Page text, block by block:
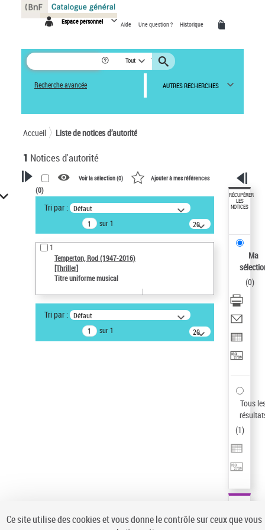
Espace personnel Aide Une question ? Historique
Tout
Recherche avancée AUTRES RECHERCHES
Accueil Liste de notices d’autorité
1 Notices d'autorité
VOTRE RECHERCHE
Recherche avancée dans les
notices d’autorité
Œuvres liées à l'auteur :
Temperton, Rod (1947-2016)
Auteur d’œuvre
ne s'applique pas
Statut de la notice d’autorité
Voir la sélection (0) Ajouter à mes références
(0)
Tri par : Défaut
sur 1
20
résultats/page
1
Temperton, Rod (1947-2016)
[Thriller]
Titre uniforme musical
Tri par : Défaut
sur 1
20
résultats/page
RÉCUPÉRER
LES
NOTICES
Ma
(0)
Tous
(1)
Panneau de gestion des cookies
Ce site utilise des cookies et vous donne le contrôle sur ceux que vous